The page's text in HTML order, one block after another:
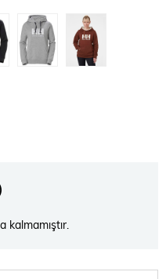
kalmamıştır.